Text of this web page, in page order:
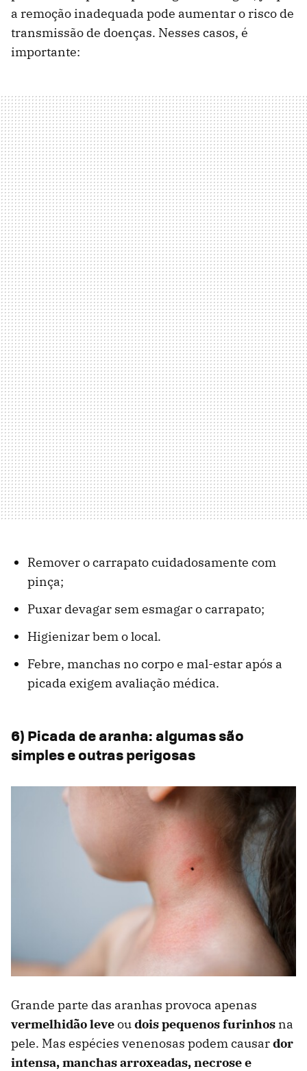
a remoção inadequada pode aumentar o risco de
transmissão de doenças. Nesses casos, é
importante:
Remover o carrapato cuidadosamente com
pinça;
Puxar devagar sem esmagar o carrapato;
Higienizar bem o local.
Febre, manchas no corpo e mal-estar após a
picada exigem avaliação médica.
6) Picada de aranha: algumas são
simples e outras perigosas
Grande parte das aranhas provoca apenas
vermelhidão leveoudois pequenos furinhos na
pele. Mas espécies venenosas podem causardor
intensa, manchas arroxeadas, necrose e